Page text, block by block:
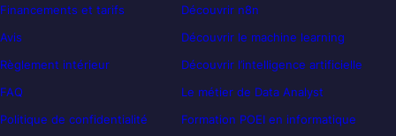
Financements et tarifs
Avis
Règlement intérieur
FAQ
Politique de confidentialité
Découvrir n8n
Découvrir le machine learning
Découvrir l’intelligence artificielle
Le métier de Data Analyst
Formation POEI en informatique